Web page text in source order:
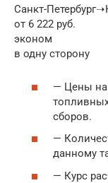
Санкт-
от 6 222 руб.
эконом
в одну сторону
— Цены на
сборов.
—
данному
— Курс